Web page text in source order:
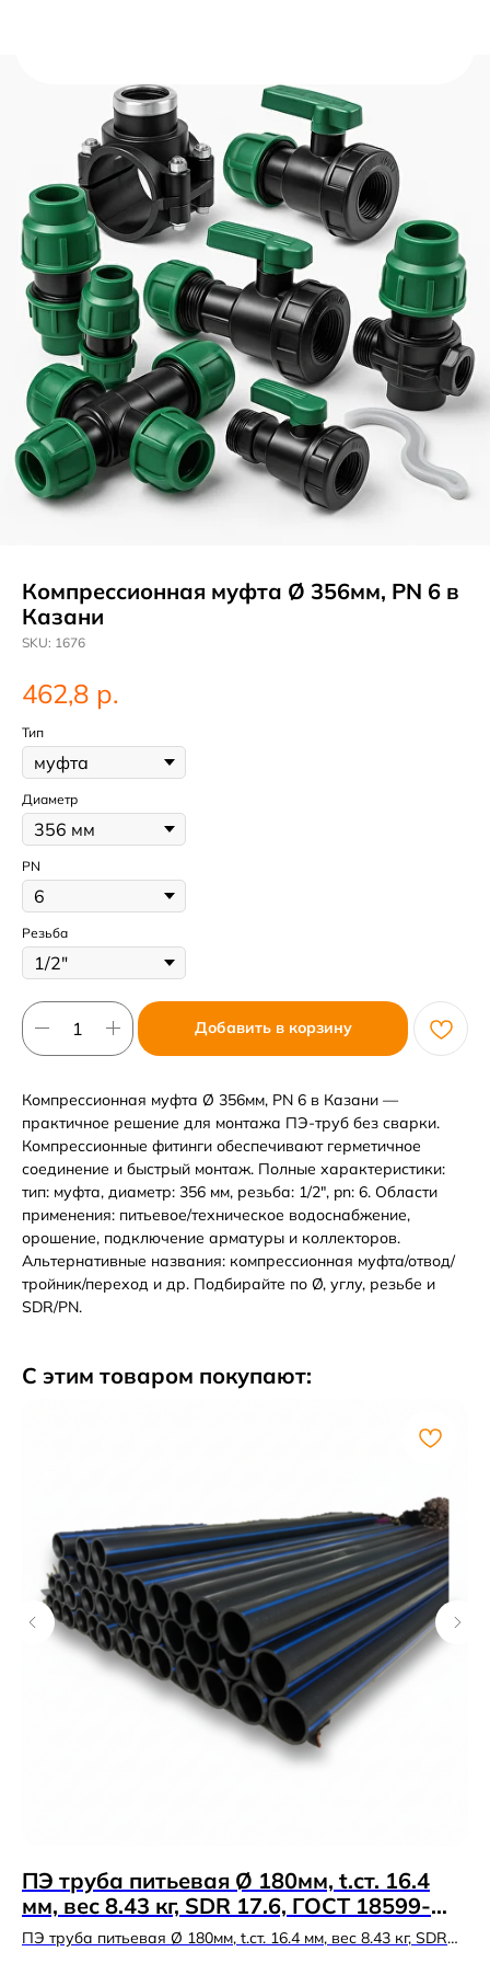
Компрессионная муфта Ø 356мм, PN 6 в
Казани
SKU: 1676
462,8 р.
Тип
Диаметр
PN
Резьба
Добавить в корзину
Компрессионная муфта Ø 356мм, PN 6 в Казани —
практичное решение для монтажа ПЭ-труб без сварки.
Компрессионные фитинги обеспечивают герметичное
соединение и быстрый монтаж. Полные характеристики:
тип: муфта, диаметр: 356 мм, резьба: 1/2", pn: 6. Области
применения: питьевое/техническое водоснабжение,
орошение, подключение арматуры и коллекторов.
Альтернативные названия: компрессионная муфта/отвод/
тройник/переход и др. Подбирайте по Ø, углу, резьбе и
SDR/PN.
С этим товаром покупают:
ПЭ труба питьевая Ø 180мм, t.ст. 16.4
мм, вес 8.43 кг, SDR 17.6, ГОСТ 18599-
2001 в Казани
ПЭ труба питьевая Ø 180мм, t.ст. 16.4 мм, вес 8.43 кг, SDR